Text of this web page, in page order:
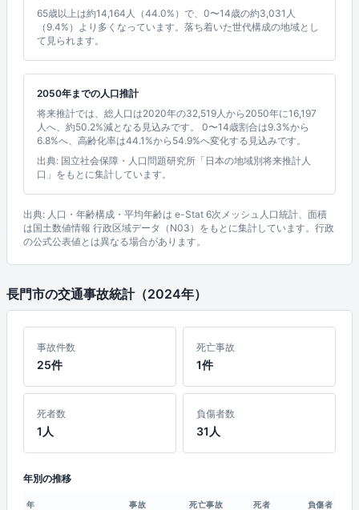
65歳以上は約14,164人（44.0%）で、0〜14歳の約3,031人
（9.4%）より多くなっています。落ち着いた世代構成の地域とし
て見られます。
2050年までの人口推計
将来推計では、総人口は2020年の32,519人から2050年に16,197
人へ、約50.2%減となる見込みです。 0〜14歳割合は9.3%から
6.8%へ、高齢化率は44.1%から54.9%へ変化する見込みです。
出典: 国立社会保障・人口問題研究所「日本の地域別将来推計人
口」をもとに集計しています。
出典: 人口・年齢構成・平均年齢は e-Stat 6次メッシュ人口統計、面積
は国土数値情報 行政区域データ（N03）をもとに集計しています。行政
の公式公表値とは異なる場合があります。
長門市の交通事故統計（2024年）
事故件数
25件
死亡事故
1件
死者数
1人
負傷者数
31人
年別の推移
年 事故 死亡事故 死者 負傷者